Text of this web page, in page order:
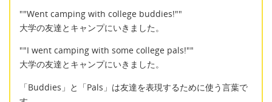
""Went camping with college buddies!""
大学の友達とキャンプにいきました。
""I went camping with some college pals!""
大学の友達とキャンプにいきました。
「Buddies」と「Pals」は友達を表現するために使う言葉で